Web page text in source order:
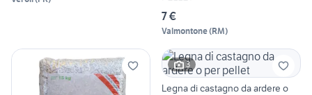
7 €
Valmontone(RM)
3
Legna di castagno da ardere o